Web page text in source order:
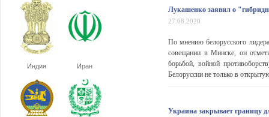
Индия Иран
Лукашенко заявил о
27.08.2020
По мнению белорусского
совещании в Минске, он
борьбой, войной
Белоруссии не только в
Украина закрывает границу